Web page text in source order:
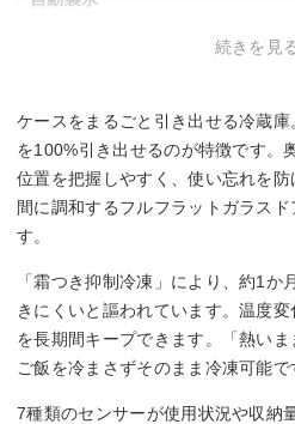
◯
チルド室
◯
野菜の鮮度保持
Wシャキシャキ野菜室
続きを見
ケースをまるごと引き出せる冷蔵
を100%引き出せるのが特徴です。
位置を把握しやすく、使い忘れを
間に調和するフルフラットガラス
す。
「霜つき抑制冷凍」により、約1か
きにくいと謳われています。温度
を長期間キープできます。「熱いま
ご飯を冷まさずそのまま冷凍可能で
7種類のセンサーが使用状況や収納